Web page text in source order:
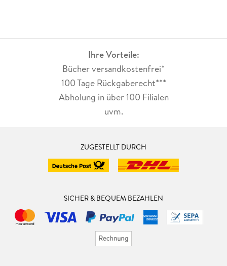
Ihre Vorteile:
Bücher versandkostenfrei*
100 Tage Rückgaberecht***
Abholung in über 100 Filialen
uvm.
ZUGESTELLT DURCH
SICHER & BEQUEM BEZAHLEN